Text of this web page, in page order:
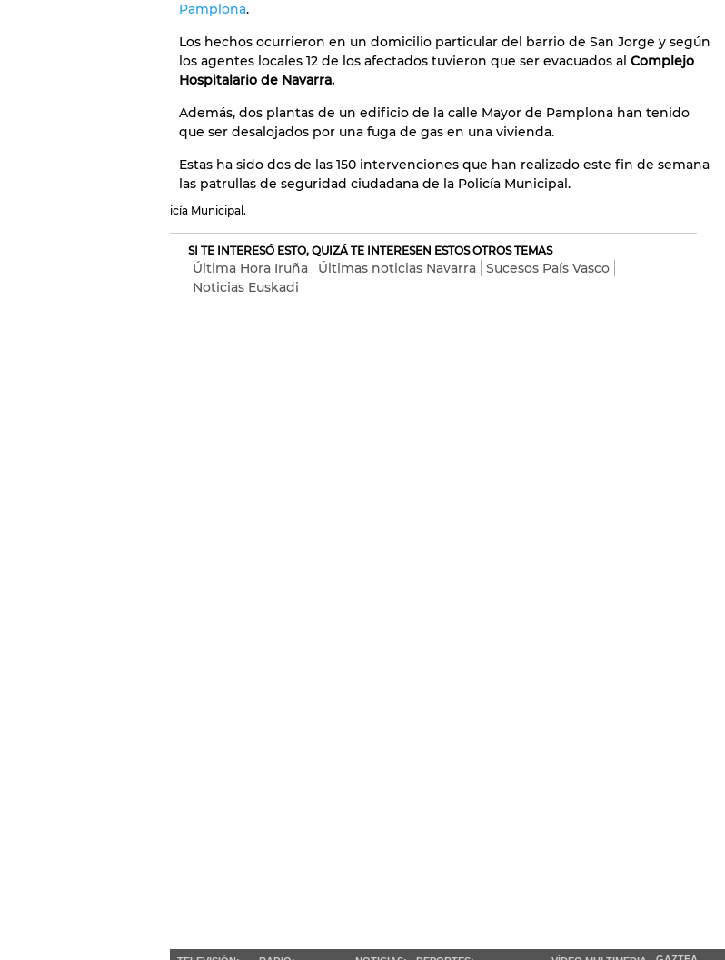
Pamplona.
Los hechos ocurrieron en un domicilio particular del barrio de San Jorge y según
los agentes locales 12 de los afectados tuvieron que ser evacuados al Complejo
Hospitalario de Navarra.
Además, dos plantas de un edificio de la calle Mayor de Pamplona han tenido
que ser desalojados por una fuga de gas en una vivienda.
Estas ha sido dos de las 150 intervenciones que han realizado este fin de semana
las patrullas de seguridad ciudadana de la Policía Municipal.
icía Municipal.
SI TE INTERESÓ ESTO, QUIZÁ TE INTERESEN ESTOS OTROS TEMAS
Última Hora Iruña Últimas noticias Navarra
Sucesos País Vasco
Noticias Euskadi